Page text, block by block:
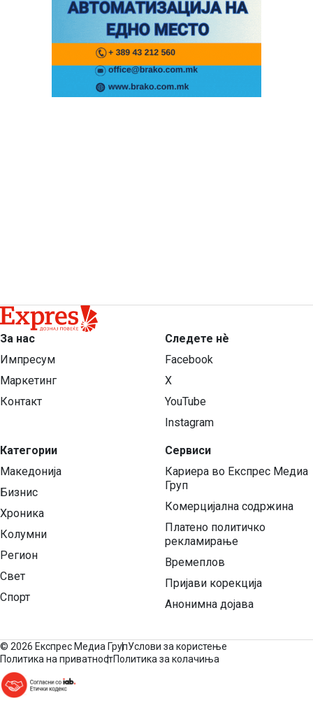
За нас
Импресум
Маркетинг
Контакт
Категории
Македонија
Бизнис
Хроника
Колумни
Регион
Свет
Спорт
Следете нѐ
Facebook
X
YouTube
Instagram
Сервиси
Кариера во Експрес Медиа
Груп
Комерцијална содржина
Платено политичко
рекламирање
Времеплов
Пријави корекција
Анонимна дојава
© 2026 Експрес Медиа ГрупУслови за користење
Политика на приватностПолитика за колачиња